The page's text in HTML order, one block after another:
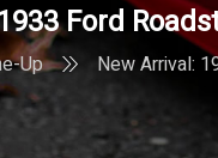
Ford
Up New Arrival: